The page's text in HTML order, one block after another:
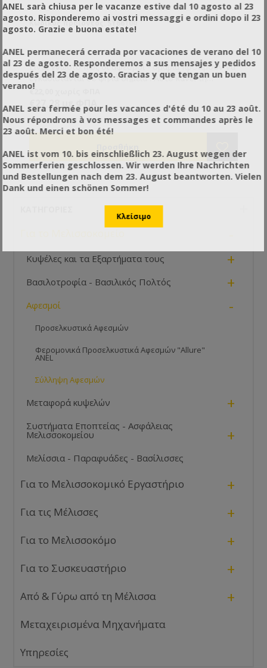
Κωδικός προϊόντος: SY66100
Είναι γνωστό πως οι αφεσμοί - σμάρια προτιμούν να
εγκαθίστανται σε ψηλά σημεία . Αυτό κάνει τη
συλλογή τους δύσκολη. Εδώ δίνει λύση ο Σάκος
€22,00 χωρίς ΦΠΑ
€27,28 με ΦΠΑ
Κυψέλες και τα Εξαρτήματα τους +
Βασιλοτροφία - Βασιλικός Πολτός +
Αφεσμοί -
Προσελκυστικά Αφεσμών
Φερομονικά Προσελκυστικά Αφεσμών "Allure"
ANEL
Σύλληψη Αφεσμών
Μεταφορά κυψελών +
Συστήματα Εποπτείας - Ασφάλειας
Μελισσοκομείου +
Μελίσσια - Παραφυάδες - Βασίλισσες
Για το Μελισσοκομικό Εργαστήριο +
Για τις Μέλισσες +
Για το Μελισσοκόμο +
Για το Συσκευαστήριο +
Από & Γύρω από τη Μέλισσα +
Μεταχειρισμένα Μηχανήματα
Υπηρεσίες
ANEL sarà chiusa per le vacanze estive dal 10 agosto al 23
agosto. Risponderemo ai vostri messaggi e ordini dopo il 23
agosto. Grazie e buona estate!
ANEL permanecerá cerrada por vacaciones de verano del 10
al 23 de agosto. Responderemos a sus mensajes y pedidos
después del 23 de agosto. Gracias y que tengan un buen
verano!
ANEL sera fermée pour les vacances d'été du 10 au 23 août.
Nous répondrons à vos messages et commandes après le
23 août. Merci et bon été!
ANEL ist vom 10. bis einschließlich 23. August wegen der
Sommerferien geschlossen. Wir werden Ihre Nachrichten
und Bestellungen nach dem 23. August beantworten. Vielen
Dank und einen schönen Sommer!